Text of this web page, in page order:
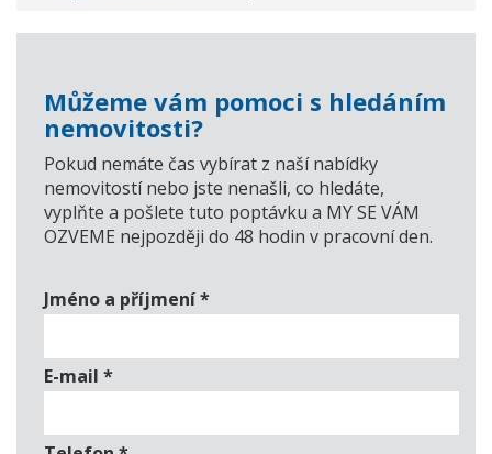
Můžeme vám pomoci s hledáním
nemovitosti?
Pokud nemáte čas vybírat z naší nabídky
nemovitostí nebo jste nenašli, co hledáte,
vyplňte a pošlete tuto poptávku a MY SE VÁM
OZVEME nejpozději do 48 hodin v pracovní den.
Jméno a příjmení*
E-mail *